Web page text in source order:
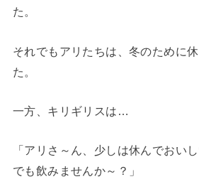
た。
それでもアリたちは、冬のために
た。
一方、キリギリスは…
「アリさ～ん、少しは休んでおい
でも飲みませんか～？」